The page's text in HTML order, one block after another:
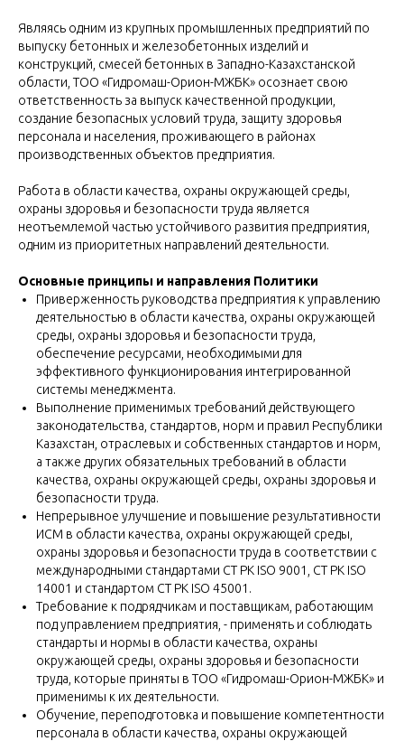
Являясь одним из крупных промышленных предприятий по
выпуску бетонных и железобетонных изделий и
конструкций, смесей бетонных в Западно-Казахстанской
области, ТОО «Гидромаш-Орион-МЖБК» осознает свою
ответственность за выпуск качественной продукции,
создание безопасных условий труда, защиту здоровья
персонала и населения, проживающего в районах
производственных объектов предприятия.
Работа в области качества, охраны окружающей среды,
охраны здоровья и безопасности труда является
неотъемлемой частью устойчивого развития предприятия,
одним из приоритетных направлений деятельности.
Основные принципы и направления Политики
Приверженность руководства предприятия к управлению
деятельностью в области качества, охраны окружающей
среды, охраны здоровья и безопасности труда,
обеспечение ресурсами, необходимыми для
эффективного функционирования интегрированной
системы менеджмента.
Выполнение применимых требований действующего
законодательства, стандартов, норм и правил Республики
Казахстан, отраслевых и собственных стандартов и норм,
а также других обязательных требований в области
качества, охраны окружающей среды, охраны здоровья и
безопасности труда.
Непрерывное улучшение и повышение результативности
ИСМ в области качества, охраны окружающей среды,
охраны здоровья и безопасности труда в соответствии с
международными стандартами СТ РК ISO 9001, СТ РК ISO
14001 и стандартом СТ РК ISO 45001.
Требование к подрядчикам и поставщикам, работающим
под управлением предприятия, - применять и соблюдать
стандарты и нормы в области качества, охраны
окружающей среды, охраны здоровья и безопасности
труда, которые приняты в ТОО «Гидромаш-Орион-МЖБК» и
применимы к их деятельности.
Обучение, переподготовка и повышение компетентности
персонала в области качества, охраны окружающей